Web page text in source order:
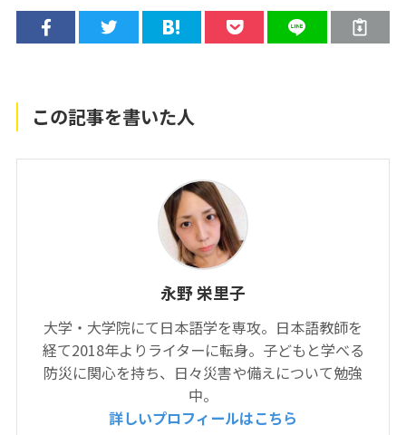
この記事を書いた人
永野 栄里子
大学・大学院にて日本語学を専攻。日本語教師を
経て2018年よりライターに転身。子どもと学べる
防災に関心を持ち、日々災害や備えについて勉強
中。
詳しいプロフィールはこちら